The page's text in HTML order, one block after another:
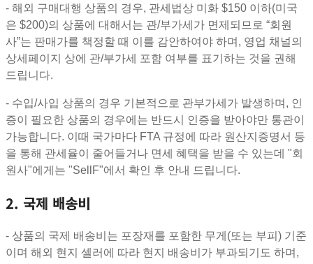
- 해외 구매대행 상품의 경우, 관세법상 미화 $150 이하(미국
은 $200)의 상품에 대해서는 관/부가세가 면제되므로 “회원
사”는 판매가를 책정할 때 이를 감안하여야 하며, 영업 채널의
상세페이지 상에 관/부가세 포함 여부를 표기하는 것을 권해
드립니다.
- 수입/사입 상품의 경우 기본적으로 관부가세가 발생하며, 인
증이 필요한 상품의 경우에는 반드시 인증을 받아야만 통관이
가능합니다. 이때 국가마다 FTA 규정에 따라 원산지증명서 등
을 통해 관세율이 줄어들거나 면세 혜택을 받을 수 있는데 "회
원사"에게는 "SellF"에서 확인 후 안내 드립니다.
2. 국제 배송비
- 상품의 국제 배송비는 포장재를 포함한 무게(또는 부피) 기준
이며 해외 현지 셀러에 따라 현지 배송비가 부과되기도 하며,